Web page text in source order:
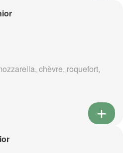
chèvre, roquefort,